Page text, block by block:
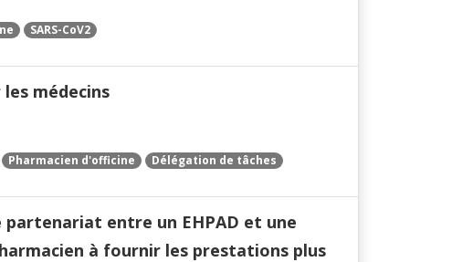
SARS-CoV2
médecins
Pharmacien d'officine Délégation de tâches
entre un EHPAD et une
à fournir les prestations plus